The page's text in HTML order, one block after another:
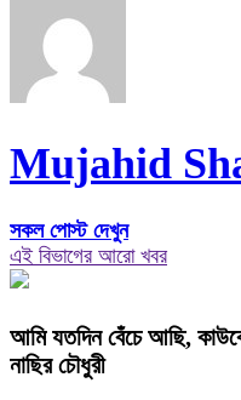
Mujahid
সকল পোস্ট দেখুন
এই বিভাগের আরো খবর
আমি যতদিন বেঁচে আছি,
নাছির চৌধুরী